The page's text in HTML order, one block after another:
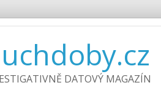
DATOVÝ MAGAZÍN